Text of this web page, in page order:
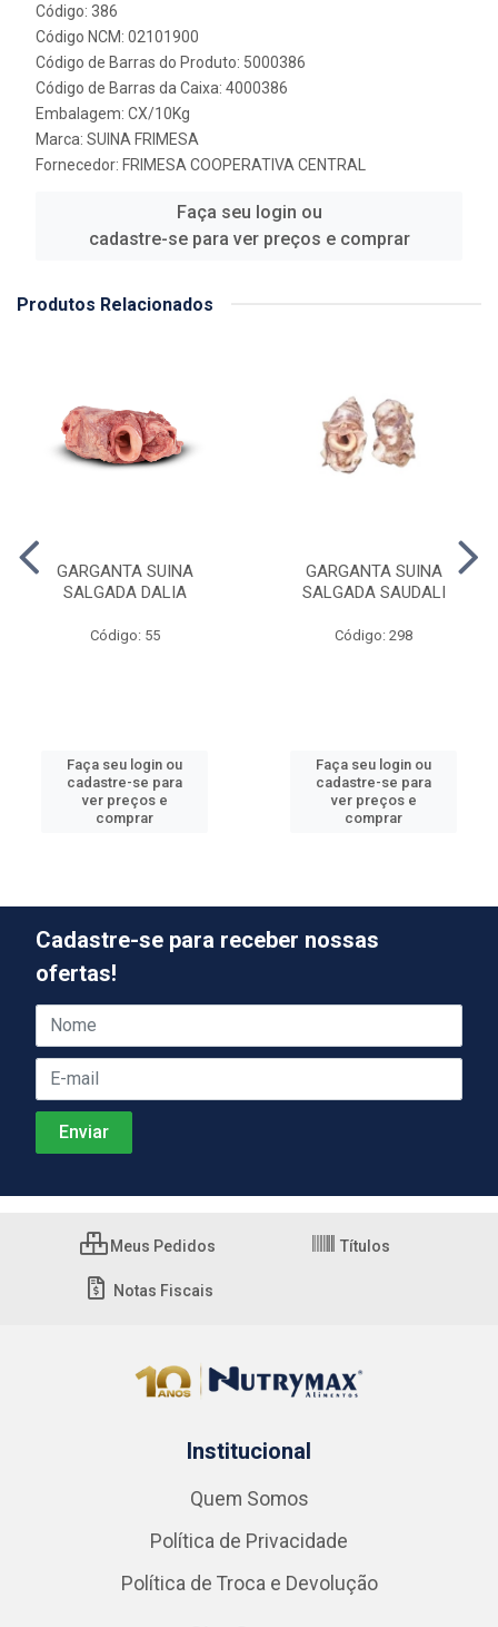
Código: 386
Código NCM: 02101900
Código de Barras do Produto: 5000386
Código de Barras da Caixa: 4000386
Embalagem: CX/10Kg
Marca: SUINA FRIMESA
Fornecedor: FRIMESA COOPERATIVA CENTRAL
Faça seu login ou
cadastre-se para ver preços e comprar
Produtos Relacionados
GARGANTA SUINA
SALGADA DALIA
Código: 55
Faça seu login ou
cadastre-se para
ver preços e
comprar
GARGANTA SUINA
SALGADA SAUDALI
Código: 298
Faça seu login ou
cadastre-se para
ver preços e
comprar
Cadastre-se para receber nossas
ofertas!
Meus Pedidos Títulos
Notas Fiscais
Institucional
Quem Somos
Política de Privacidade
Política de Troca e Devolução